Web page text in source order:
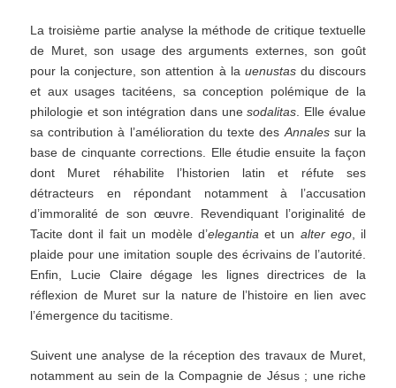
La troisième partie analyse la méthode de critique textuelle
de Muret, son usage des arguments externes, son goût
pour la conjecture, son attention à la uenustas du discours
et aux usages tacitéens, sa conception polémique de la
philologie et son intégration dans unesodalitas . Elle évalue
sa contribution à l’amélioration du texte des Annales sur la
base de cinquante corrections. Elle étudie ensuite la façon
dont Muret réhabilite l’historien latin et réfute ses
détracteurs en répondant notamment à l’accusation
d’immoralité de son œuvre. Revendiquant l’originalité de
Tacite dont il fait un modèle d’elegantiaet un alter ego, il
plaide pour une imitation souple des écrivains de l’autorité.
Enfin, Lucie Claire dégage les lignes directrices de la
réflexion de Muret sur la nature de l’histoire en lien avec
l’émergence du tacitisme.
Suivent une analyse de la réception des travaux de Muret,
notamment au sein de la Compagnie de Jésus ; une riche